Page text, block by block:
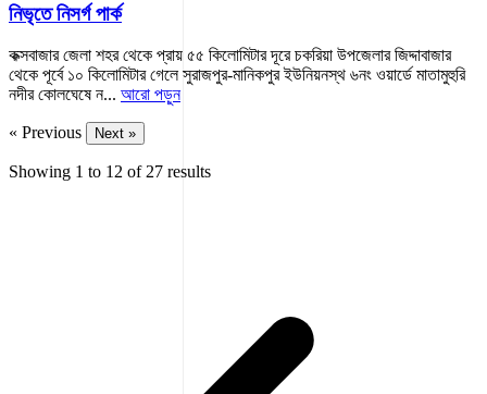
নিভৃতে নিসর্গ পার্ক
কক্সবাজার জেলা শহর থেকে প্রায় ৫৫ কিলোমিটার দূরে চকরিয়া উপজেলার জিদ্দাবাজার
থেকে পূর্বে ১০ কিলোমিটার গেলে সুরাজপুর-মানিকপুর ইউনিয়নস্থ ৬নং ওয়ার্ডে মাতামুহুরি
নদীর কোলঘেষে ন... আরো পড়ুন
« Previous Next »
Showing 1 to 12 of 27 results